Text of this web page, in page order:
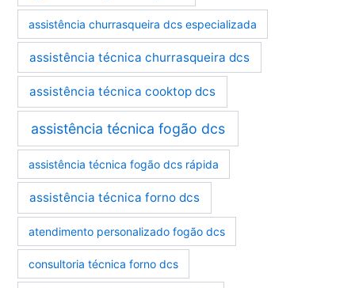
a
assistência churrasqueira dcs especializada
assistência técnica churrasqueira dcs
assistência técnica cooktop dcs
assistência técnica fogão dcs
assistência técnica fogão dcs rápida
assistência técnica forno dcs
atendimento personalizado fogão dcs
consultoria técnica forno dcs